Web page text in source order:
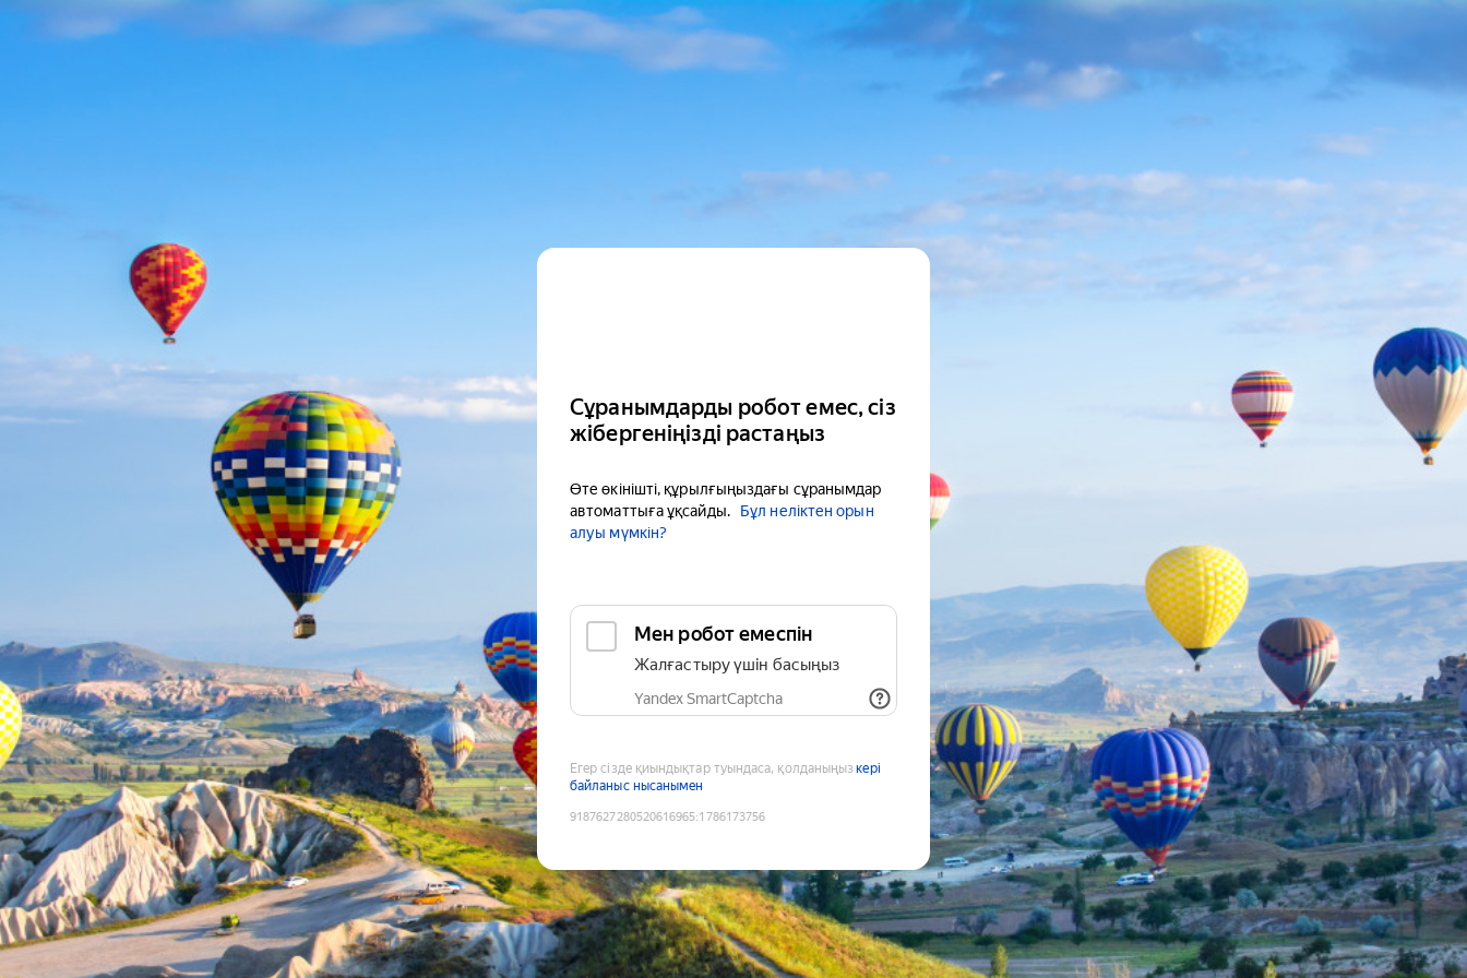
Сұранымдарды робот емес, сіз
жібергеніңізді растаңыз
Өте өкінішті, құрылғыңыздағы сұранымдар
автоматтыға ұқсайды.
Бұл неліктен орын
алуы мүмкін?
Мен робот емеспін
Жалғастыру үшін басыңыз
Yandex SmartCaptcha
Егер сізде қиындықтар туындаса, қолданыңыз кері
байланыс нысанымен
9187627280520616965:1786173756